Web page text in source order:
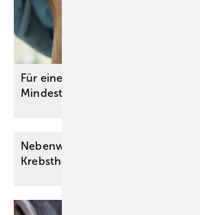
Für eine gute Versorgungsqualität:
Mindestmenge für
Nebenwirkungen am Auge durch
Krebstherapie mit ADCs – wie